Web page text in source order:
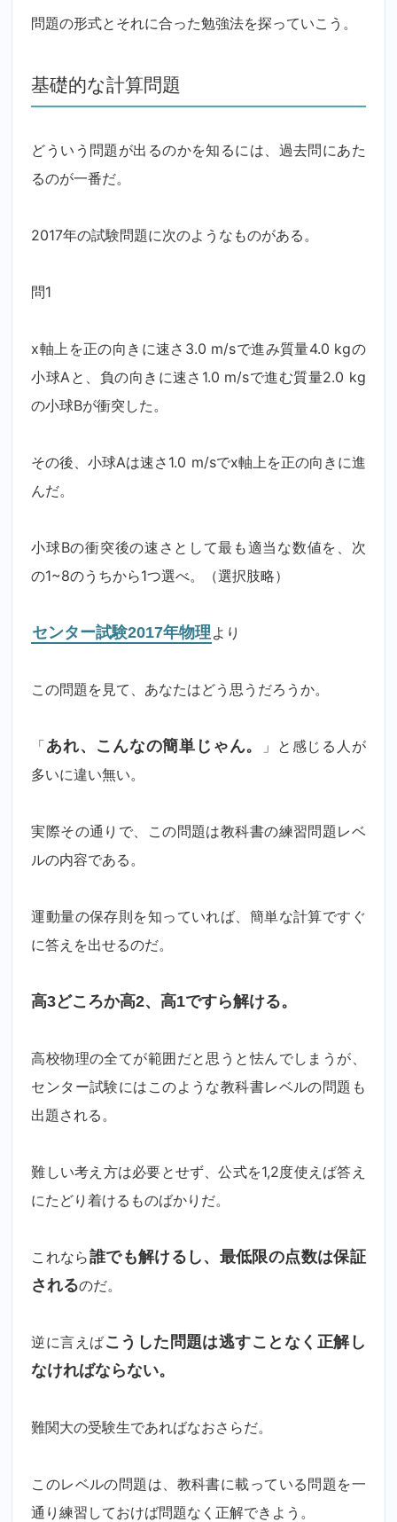
問題の形式とそれに合った勉強法を探っていこう。
基礎的な計算問題
どういう問題が出るのかを知るには、過去問にあた
るのが一番だ。
2017年の試験問題に次のようなものがある。
問1
x軸上を正の向きに速さ3.0 m/sで進み質量4.0 kgの
小球Aと、負の向きに速さ1.0 m/sで進む質量2.0 kg
の小球Bが衝突した。
その後、小球Aは速さ1.0 m/sでx軸上を正の向きに進
んだ。
小球Bの衝突後の速さとして最も適当な数値を、次
の1~8のうちから1つ選べ。（選択肢略）
センター試験2017年物理 より
この問題を見て、あなたはどう思うだろうか。
「あれ、こんなの簡単じゃん。
」と感じる人が
多いに違い無い。
実際その通りで、この問題は教科書の練習問題レベ
ルの内容である。
運動量の保存則を知っていれば、簡単な計算ですぐ
に答えを出せるのだ。
高3どころか高2、高1ですら解ける。
高校物理の全てが範囲だと思うと怯んでしまうが、
センター試験にはこのような教科書レベルの問題も
出題される。
難しい考え方は必要とせず、公式を1,2度使えば答え
にたどり着けるものばかりだ。
これなら誰でも解けるし、最低限の点数は保証
されるのだ。
逆に言えばこうした問題は逃すことなく正解し
なければならない。
難関大の受験生であればなおさらだ。
このレベルの問題は、教科書に載っている問題を一
通り練習しておけば問題なく正解できよう。